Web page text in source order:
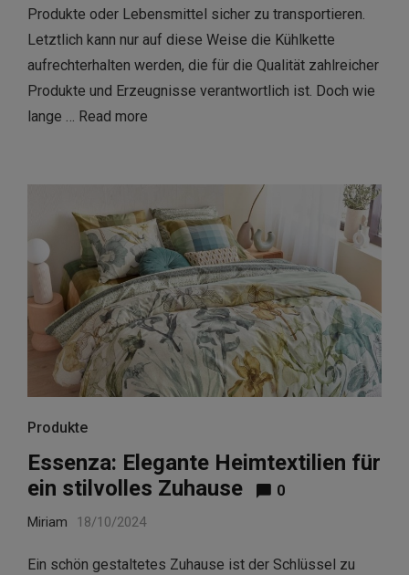
Produkte oder Lebensmittel sicher zu transportieren.
Letztlich kann nur auf diese Weise die Kühlkette
aufrechterhalten werden, die für die Qualität zahlreicher
Produkte und Erzeugnisse verantwortlich ist. Doch wie
lange … Read more
Produkte
Essenza: Elegante Heimtextilien für
ein stilvolles Zuhause
0
Miriam 18/10/2024
Ein schön gestaltetes Zuhause ist der Schlüssel zu